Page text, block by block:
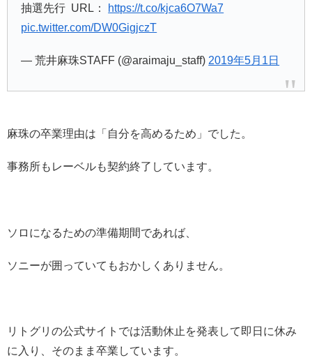
抽選先行 URL：
https://t.co/kjca6O7Wa7
pic.twitter.com/DW0GigjczT
— 荒井麻珠STAFF (@araimaju_staff) 2019年5月1日
麻珠の卒業理由は「自分を高めるため」でした。
事務所もレーベルも契約終了しています。
ソロになるための準備期間であれば、
ソニーが囲っていてもおかしくありません。
リトグリの公式サイトでは活動休止を発表して即日に休み
に入り、そのまま卒業しています。